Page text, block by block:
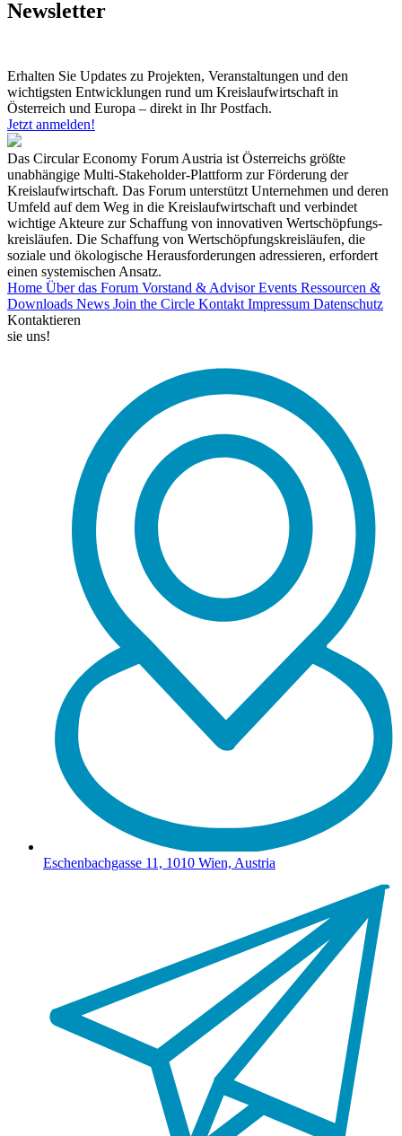
Newsletter
Erhalten Sie Updates zu Projekten, Veranstaltungen und den
wichtigsten Entwicklungen rund um Kreislaufwirtschaft in
Österreich und Europa – direkt in Ihr Postfach.
Jetzt anmelden!
Das Circular Economy Forum Austria ist Österreichs größte
unabhängige Multi-Stakeholder-Plattform zur Förderung der
Kreislaufwirtschaft. Das Forum unterstützt Unternehmen und deren
Umfeld auf dem Weg in die Kreislaufwirtschaft und verbindet
wichtige Akteure zur Schaffung von innovativen Wertschöpfungs-
kreisläufen. Die Schaffung von Wertschöpfungskreisläufen, die
soziale und ökologische Herausforderungen adressieren, erfordert
einen systemischen Ansatz.
Home Über das Forum Vorstand & AdvisorEvents Ressourcen &
Downloads News Join the Circle Kontakt Impressum Datenschutz
Kontaktieren
sie uns!
Eschenbachgasse 11, 1010 Wien, Austria